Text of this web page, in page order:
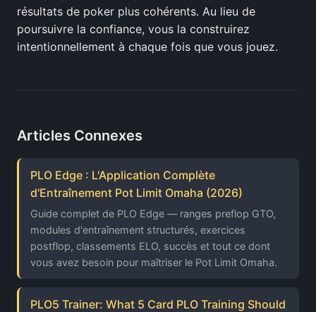
résultats de poker plus cohérents. Au lieu de
poursuivre la confiance, vous la construirez
intentionnellement à chaque fois que vous jouez.
Articles Connexes
PLO Edge : L'Application Complète
d'Entraînement Pot Limit Omaha (2026)
Guide complet de PLO Edge — ranges preflop GTO,
modules d'entraînement structurés, exercices
postflop, classements ELO, succès et tout ce dont
vous avez besoin pour maîtriser le Pot Limit Omaha.
PLO5 Trainer: What 5 Card PLO Training Should